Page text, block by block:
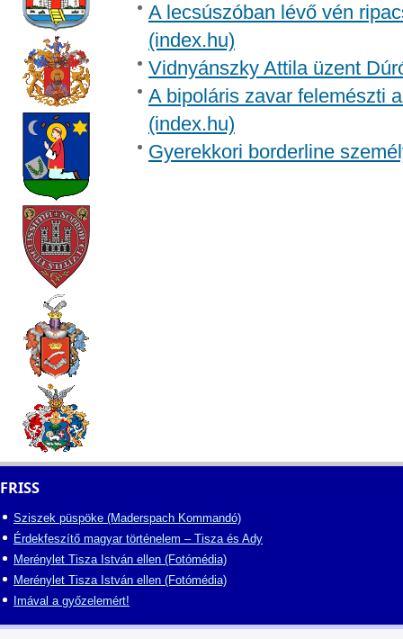
A lecsúszóban lévő vén
(index.hu)
Vidnyánszky Attila üzent
A bipoláris zavar felemészti
(index.hu)
Gyerekkori borderline
FRISS
Sziszek püspöke (Maderspach Kommandó)
Érdekfeszítő magyar történelem – Tisza és Ady
Merénylet Tisza István ellen (Fotómédia)
Merénylet Tisza István ellen (Fotómédia)
Imával a győzelemért!